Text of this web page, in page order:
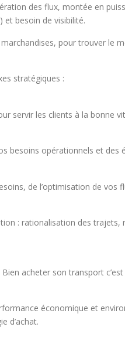
des flux, montée en
et besoin de visibilité.
pour trouver le
stratégiques :
servir les clients à la
besoins opérationnels et des
de l’optimisation de
: rationalisation des
acheter son transport
économique et
d’achat.